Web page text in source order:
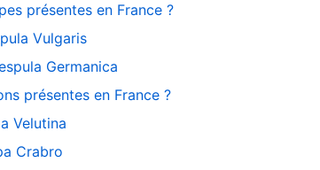
présentes en France ?
Vulgaris
Germanica
présentes en France ?
Velutina
Crabro